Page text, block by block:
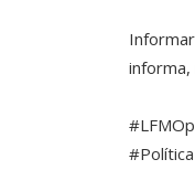
#Política